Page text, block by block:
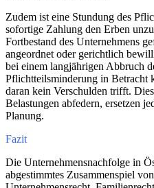
Zudem ist eine Stundung des
sofortige Zahlung den Erben
Fortbestand des Unternehmens
angeordnet oder gerichtlich
bei einem langjährigen Abbruch
Pflichtteilsminderung in Betracht
daran kein Verschulden trifft.
Belastungen abfedern, ersetzen
Planung.
Fazit
Die Unternehmensnachfolge in
abgestimmtes Zusammenspiel